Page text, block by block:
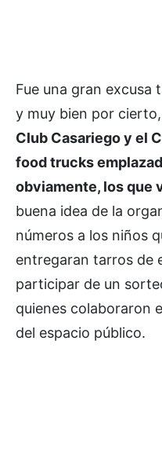
Fue una gran excusa
y muy bien por cierto,
Club Casariego y el
food trucks
obviamente, los que
buena idea de la
números a los niños
entregaran tarros de
participar de un
quienes colaboraron
del espacio público.